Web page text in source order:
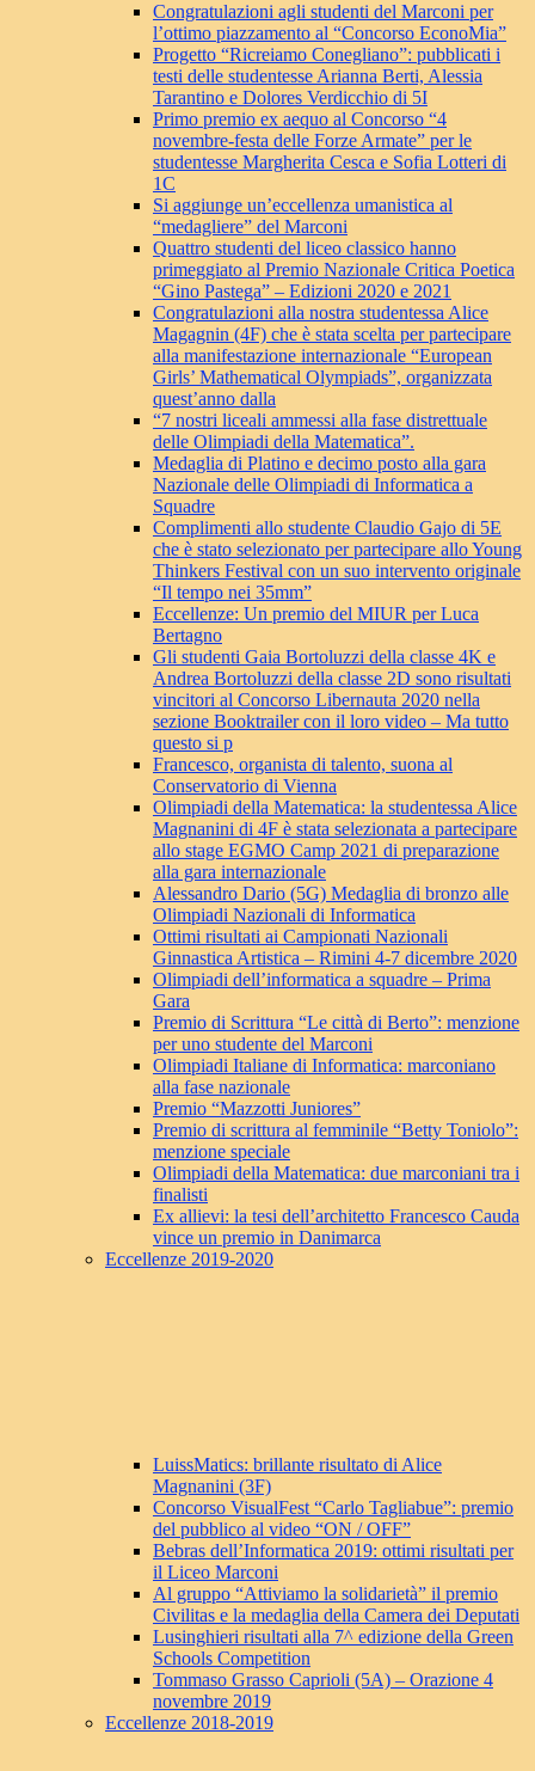
Congratulazioni agli studenti del Marconi per
l’ottimo piazzamento al “Concorso EconoMia”
Progetto “Ricreiamo Conegliano”: pubblicati i
testi delle studentesse Arianna Berti, Alessia
Tarantino e Dolores Verdicchio di 5I
Primo premio ex aequo al Concorso “4
novembre-festa delle Forze Armate” per le
studentesse Margherita Cesca e Sofia Lotteri di
1C
Si aggiunge un’eccellenza umanistica al
“medagliere” del Marconi
Quattro studenti del liceo classico hanno
primeggiato al Premio Nazionale Critica Poetica
“Gino Pastega” – Edizioni 2020 e 2021
Congratulazioni alla nostra studentessa Alice
Magagnin (4F) che è stata scelta per partecipare
alla manifestazione internazionale “European
Girls’ Mathematical Olympiads”, organizzata
quest’anno dalla
“7 nostri liceali ammessi alla fase distrettuale
delle Olimpiadi della Matematica”.
Medaglia di Platino e decimo posto alla gara
Nazionale delle Olimpiadi di Informatica a
Squadre
Complimenti allo studente Claudio Gajo di 5E
che è stato selezionato per partecipare allo Young
Thinkers Festival con un suo intervento originale
“Il tempo nei 35mm”
Eccellenze: Un premio del MIUR per Luca
Bertagno
Gli studenti Gaia Bortoluzzi della classe 4K e
Andrea Bortoluzzi della classe 2D sono risultati
vincitori al Concorso Libernauta 2020 nella
sezione Booktrailer con il loro video – Ma tutto
questo si p
Francesco, organista di talento, suona al
Conservatorio di Vienna
Olimpiadi della Matematica: la studentessa Alice
Magnanini di 4F è stata selezionata a partecipare
allo stage EGMO Camp 2021 di preparazione
alla gara internazionale
Alessandro Dario (5G) Medaglia di bronzo alle
Olimpiadi Nazionali di Informatica
Ottimi risultati ai Campionati Nazionali
Ginnastica Artistica – Rimini 4-7 dicembre 2020
Olimpiadi dell’informatica a squadre – Prima
Gara
Premio di Scrittura “Le città di Berto”: menzione
per uno studente del Marconi
Olimpiadi Italiane di Informatica: marconiano
alla fase nazionale
Premio “Mazzotti Juniores”
Premio di scrittura al femminile “Betty Toniolo”:
menzione speciale
Olimpiadi della Matematica: due marconiani tra i
finalisti
Ex allievi: la tesi dell’architetto Francesco Cauda
vince un premio in Danimarca
Eccellenze 2019-2020
LuissMatics: brillante risultato di Alice
Magnanini (3F)
Concorso VisualFest “Carlo Tagliabue”: premio
del pubblico al video “ON / OFF”
Bebras dell’Informatica 2019: ottimi risultati per
il Liceo Marconi
Al gruppo “Attiviamo la solidarietà” il premio
Civilitas e la medaglia della Camera dei Deputati
Lusinghieri risultati alla 7^ edizione della Green
Schools Competition
Tommaso Grasso Caprioli (5A) – Orazione 4
novembre 2019
Eccellenze 2018-2019